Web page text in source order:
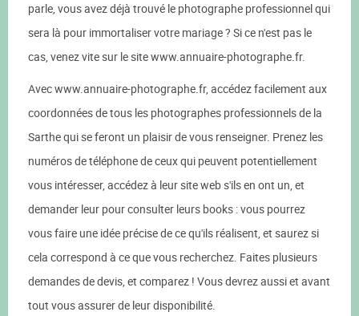
parle, vous avez déjà trouvé le photographe professionnel qui
sera là pour immortaliser votre mariage ? Si ce n'est pas le
cas, venez vite sur le site www.annuaire-photographe.fr.
Avec www.annuaire-photographe.fr, accédez facilement aux
coordonnées de tous les photographes professionnels de la
Sarthe qui se feront un plaisir de vous renseigner. Prenez les
numéros de téléphone de ceux qui peuvent potentiellement
vous intéresser, accédez à leur site web s'ils en ont un, et
demander leur pour consulter leurs books : vous pourrez
vous faire une idée précise de ce qu'ils réalisent, et saurez si
cela correspond à ce que vous recherchez. Faites plusieurs
demandes de devis, et comparez ! Vous devrez aussi et avant
tout vous assurer de leur disponibilité.